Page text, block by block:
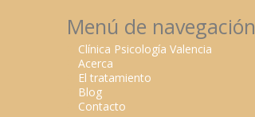
Menú de navegación
Clínica Psicología Valencia
Acerca
El tratamiento
Blog
Contacto